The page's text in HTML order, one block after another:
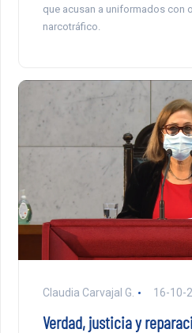
que acusan a uniformados con
narcotráfico.
Claudia Carvajal G. 16-10-
Verdad, justicia y